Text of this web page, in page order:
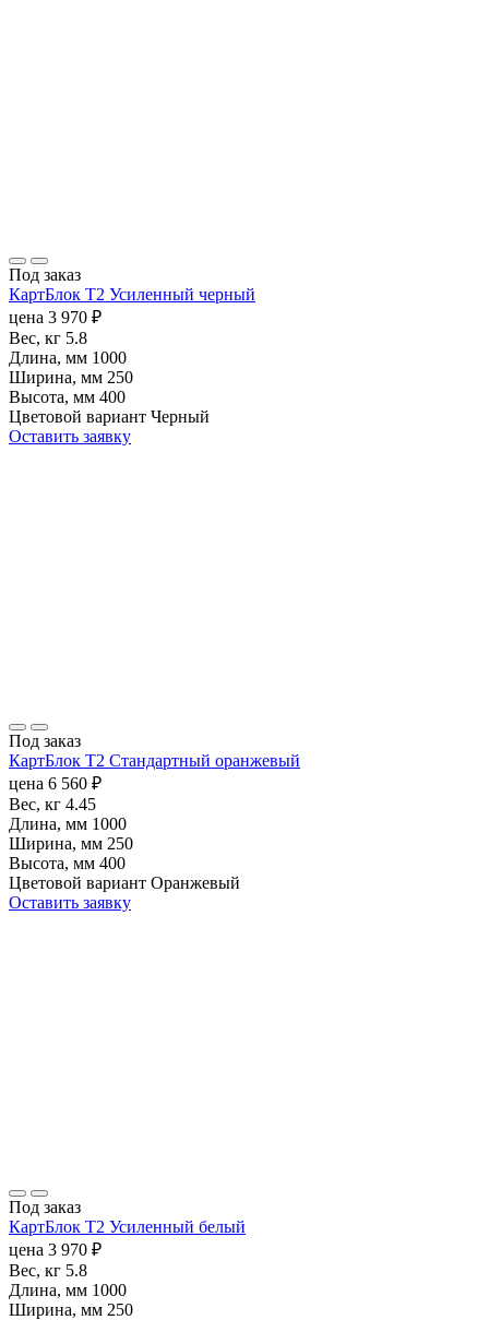
Под заказ
КартБлок Т2 Усиленный черный
цена 3 970 ₽
Вес, кг 5.8
Длина, мм 1000
Ширина, мм 250
Высота, мм 400
Цветовой вариант Черный
Оставить заявку
Под заказ
КартБлок Т2 Стандартный оранжевый
цена 6 560 ₽
Вес, кг 4.45
Длина, мм 1000
Ширина, мм 250
Высота, мм 400
Цветовой вариант Оранжевый
Оставить заявку
Под заказ
КартБлок Т2 Усиленный белый
цена 3 970 ₽
Вес, кг 5.8
Длина, мм 1000
Ширина, мм 250